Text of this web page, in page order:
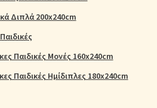
Διπλά 200x240cm
Παιδικές Μονές 160x240cm
Παιδικές Ημίδιπλες 180x240cm